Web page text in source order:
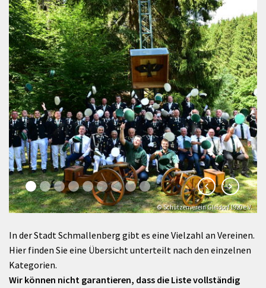
Wirtschaft
© Schützenverein Gleidorf 1920 e.V.
© Klaus-Peter Kappest
In der Stadt Schmallenberg gibt es eine Vielzahl an Vereinen.
Hier finden Sie eine Übersicht unterteilt nach den einzelnen
Kategorien.
Wir können nicht garantieren, dass die Liste vollständig